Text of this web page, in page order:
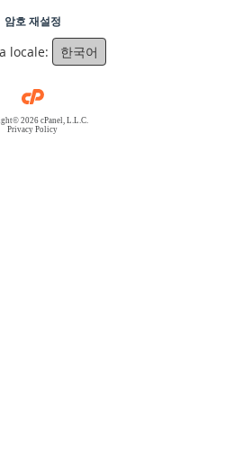
암호 재설정
locale: 한국어
2026 cPanel, L.L.C.
Privacy Policy